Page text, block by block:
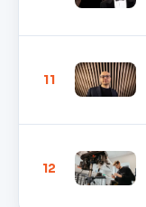
11
12